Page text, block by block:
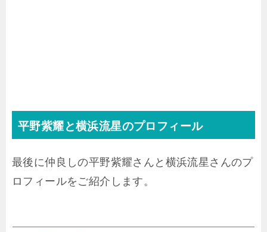
平野紫耀と横浜流星のプロフィール
最後に仲良しの平野紫耀さんと横浜流星さんのプ
ロフィールをご紹介します。